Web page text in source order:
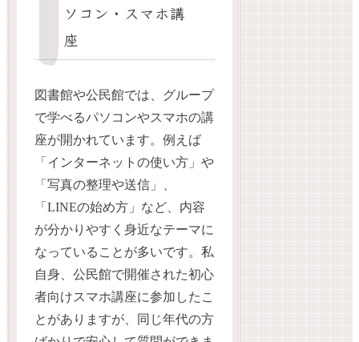
ソコン・スマホ講
座
図書館や公民館では、グループ
で学べるパソコンやスマホの講
座が開かれています。例えば
「インターネットの使い方」や
「写真の整理や送信」、
「LINEの始め方」など、内容
が分かりやすく身近なテーマに
なっていることが多いです。私
自身、公民館で開催された初心
者向けスマホ講座に参加したこ
とがありますが、同じ年代の方